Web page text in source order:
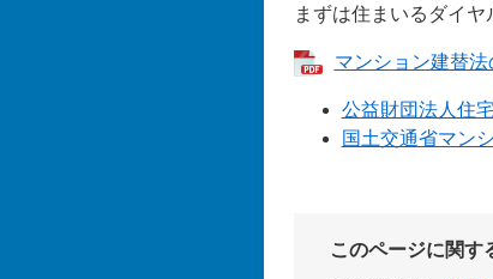
まずは住まいるダイヤ
マンション建替
公益財団法人住
国土交通省マン
このページに関す